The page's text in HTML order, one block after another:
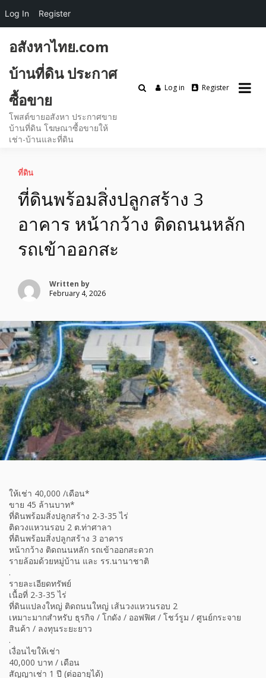
content
อสังหาไทย.com
บ้านที่ดิน ประกาศ
ซื้อขาย
โพสต์ขายอสังหา ประกาศขาย
บ้านที่ดิน โฆษณาซื้อขายให้
เช่า-บ้านและที่ดิน
Log in Register
ที่ดิน
ที่ดินพร้อมสิ่งปลูกสร้าง 3
อาคาร หน้ากว้าง ติดถนนหลัก
รถเข้าออกสะ
Written by
February 4, 2026
ให้เช่า 40,000 /เดือน*
ขาย 45 ล้านบาท*
ที่ดินพร้อมสิ่งปลูกสร้าง 2-3-35 ไร่
ติดวงแหวนรอบ 2 ต.ท่าศาลา
ที่ดินพร้อมสิ่งปลูกสร้าง 3 อาคาร
หน้ากว้าง ติดถนนหลัก รถเข้าออกสะดวก
รายล้อมด้วยหมู่บ้าน และ รร.นานาชาติ
.
รายละเอียดทรัพย์
เนื้อที่ 2-3-35 ไร่
ที่ดินแปลงใหญ่ ติดถนนใหญ่ เส้นวงแหวนรอบ 2
เหมาะมากสำหรับ ธุรกิจ / โกดัง / ออฟฟิศ / โชว์รูม / ศูนย์กระจาย
สินค้า / ลงทุนระยะยาว
.
เงื่อนไขให้เช่า
40,000 บาท / เดือน
สัญญาเช่า 1 ปี (ต่ออายุได้)
Log In Register